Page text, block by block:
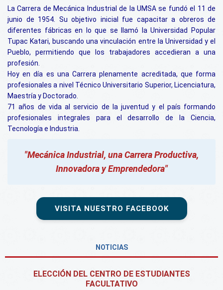
La Carrera de Mecánica Industrial de la UMSA se fundó el 11 de
junio de 1954. Su objetivo inicial fue capacitar a obreros de
diferentes fábricas en lo que se llamó la Universidad Popular
Tupac Katari, buscando una vinculación entre la Universidad y el
Pueblo, permitiendo que los trabajadores accedieran a una
profesión.
Hoy en día es una Carrera plenamente acreditada, que forma
profesionales a nivel Técnico Universitario Superior, Licenciatura,
Maestría y Doctorado.
71 años de vida al servicio de la juventud y el país formando
profesionales integrales para el desarrollo de la Ciencia,
Tecnología e Industria.
"Mecánica Industrial, una Carrera Productiva,
Innovadora y Emprendedora"
VISITA NUESTRO FACEBOOK
NOTICIAS
ELECCIÓN DEL CENTRO DE ESTUDIANTES
FACULTATIVO